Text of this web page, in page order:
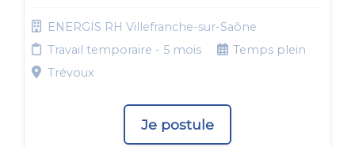
ENERGIS RH Villefranche-sur-Saône
Travail temporaire - 5 mois
Temps plein
Trévoux
Je postule